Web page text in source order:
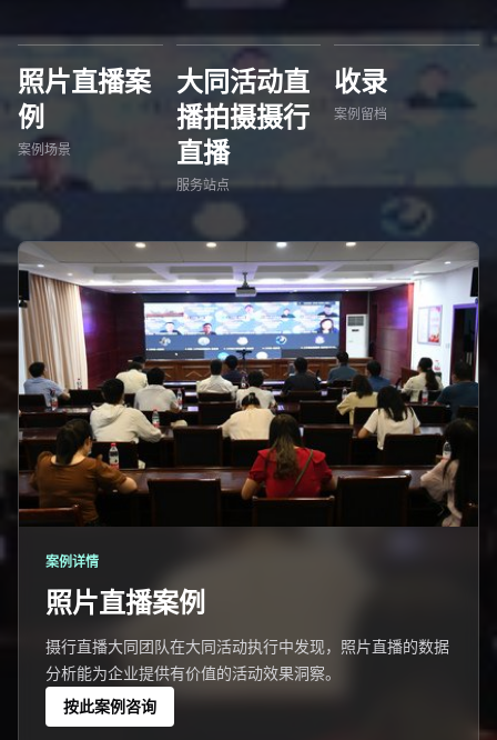
照片直播案
例
案例场景
大同活动直
播拍摄摄行
直播
服务站点
收录
案例留档
案例详情
照片直播案例
摄行直播大同团队在大同活动执行中发现，照片直播的数据
分析能为企业提供有价值的活动效果洞察。
按此案例咨询